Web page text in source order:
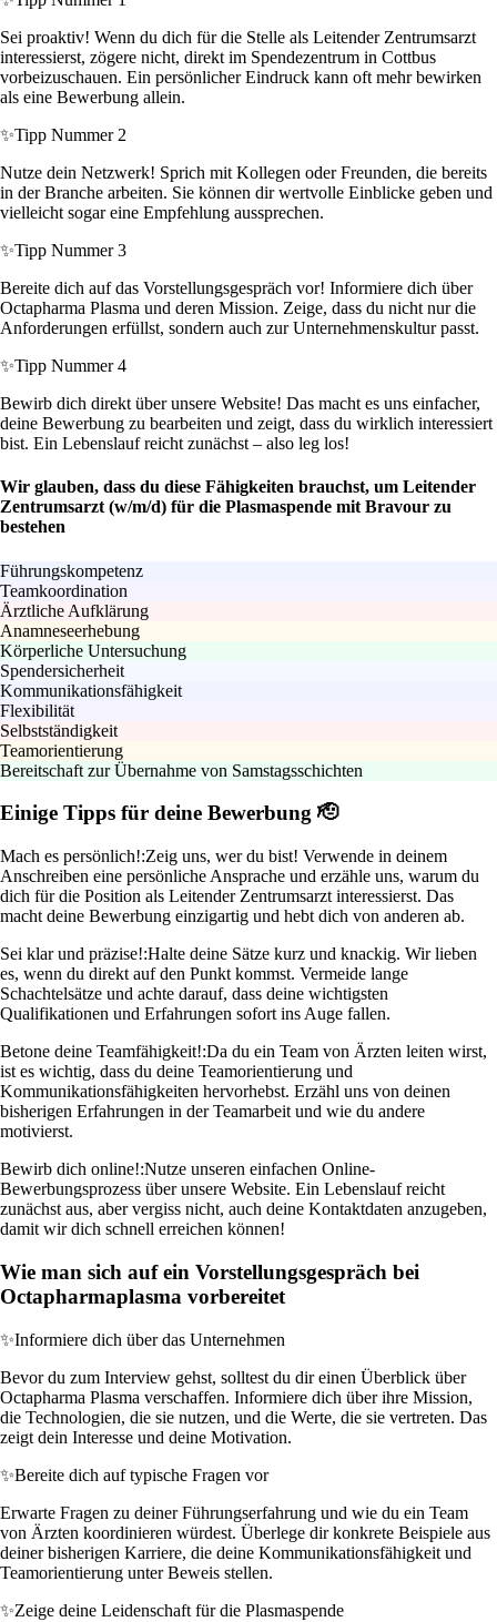
Sei proaktiv! Wenn du dich für die Stelle als Leitender Zentrumsarzt
interessierst, zögere nicht, direkt im Spendezentrum in Cottbus
vorbeizuschauen. Ein persönlicher Eindruck kann oft mehr bewirken
als eine Bewerbung allein.
✨Tipp Nummer 2
Nutze dein Netzwerk! Sprich mit Kollegen oder Freunden, die bereits
in der Branche arbeiten. Sie können dir wertvolle Einblicke geben und
vielleicht sogar eine Empfehlung aussprechen.
✨Tipp Nummer 3
Bereite dich auf das Vorstellungsgespräch vor! Informiere dich über
Octapharma Plasma und deren Mission. Zeige, dass du nicht nur die
Anforderungen erfüllst, sondern auch zur Unternehmenskultur passt.
✨Tipp Nummer 4
Bewirb dich direkt über unsere Website! Das macht es uns einfacher,
deine Bewerbung zu bearbeiten und zeigt, dass du wirklich interessiert
bist. Ein Lebenslauf reicht zunächst – also leg los!
Wir glauben, dass du diese Fähigkeiten brauchst, um Leitender
Zentrumsarzt (w/m/d) für die Plasmaspende mit Bravour zu
bestehen
Führungskompetenz
Teamkoordination
Ärztliche Aufklärung
Anamneseerhebung
Körperliche Untersuchung
Spendersicherheit
Kommunikationsfähigkeit
Flexibilität
Selbstständigkeit
Teamorientierung
Bereitschaft zur Übernahme von Samstagsschichten
Einige Tipps für deine Bewerbung 🫡
Mach es persönlich!:Zeig uns, wer du bist! Verwende in deinem
Anschreiben eine persönliche Ansprache und erzähle uns, warum du
dich für die Position als Leitender Zentrumsarzt interessierst. Das
macht deine Bewerbung einzigartig und hebt dich von anderen ab.
Sei klar und präzise!:Halte deine Sätze kurz und knackig. Wir lieben
es, wenn du direkt auf den Punkt kommst. Vermeide lange
Schachtelsätze und achte darauf, dass deine wichtigsten
Qualifikationen und Erfahrungen sofort ins Auge fallen.
Betone deine Teamfähigkeit!:Da du ein Team von Ärzten leiten wirst,
ist es wichtig, dass du deine Teamorientierung und
Kommunikationsfähigkeiten hervorhebst. Erzähl uns von deinen
bisherigen Erfahrungen in der Teamarbeit und wie du andere
motivierst.
Bewirb dich online!:Nutze unseren einfachen Online-
Bewerbungsprozess über unsere Website. Ein Lebenslauf reicht
zunächst aus, aber vergiss nicht, auch deine Kontaktdaten anzugeben,
damit wir dich schnell erreichen können!
Wie man sich auf ein Vorstellungsgespräch bei
Octapharmaplasma vorbereitet
✨Informiere dich über das Unternehmen
Bevor du zum Interview gehst, solltest du dir einen Überblick über
Octapharma Plasma verschaffen. Informiere dich über ihre Mission,
die Technologien, die sie nutzen, und die Werte, die sie vertreten. Das
zeigt dein Interesse und deine Motivation.
✨Bereite dich auf typische Fragen vor
Erwarte Fragen zu deiner Führungserfahrung und wie du ein Team
von Ärzten koordinieren würdest. Überlege dir konkrete Beispiele aus
deiner bisherigen Karriere, die deine Kommunikationsfähigkeit und
Teamorientierung unter Beweis stellen.
✨Zeige deine Leidenschaft für die Plasmaspende